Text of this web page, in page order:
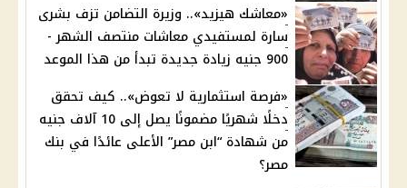
«معاشك هيزيد».. وزيرة التضامن تزف بشرى
سارة لمستفيدي معاشات منتصف الشهر -
900 جنيه زيادة جديدة تبدأ من هذا الموعد
«فرصة استثمارية لا تعوض».. كيف تحقق
دخلًا شهريًا مضمونًا يصل إلى 10 آلاف جنيه
من شهادة “ابن مصر” الأعلى عائدًا في بنك
مصر؟